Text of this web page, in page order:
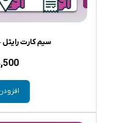
سیم کارت